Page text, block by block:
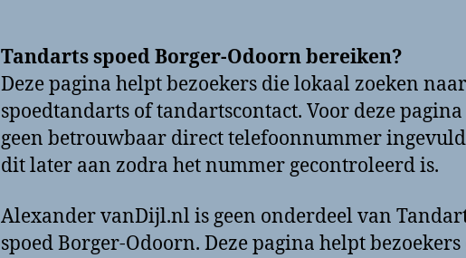
Tandarts spoed Borger-Odoorn bereiken?
Deze pagina helpt bezoekers die lokaal zoeken
spoedtandarts of tandartscontact. Voor deze pagina
geen betrouwbaar direct telefoonnummer
dit later aan zodra het nummer gecontroleerd is.
Alexander vanDijl.nl is geen onderdeel van
spoed Borger-Odoorn. Deze pagina helpt bezoekers